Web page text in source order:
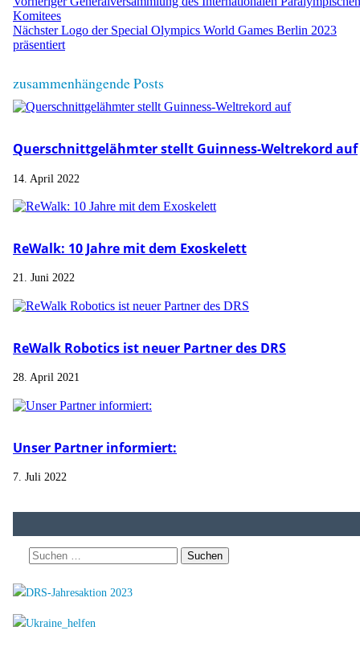
Komitees
Nächster Logo der Special Olympics World Games Berlin 2023
präsentiert
zusammenhängende Posts
Querschnittgelähmter stellt Guinness-Weltrekord auf
14. April 2022
ReWalk: 10 Jahre mit dem Exoskelett
21. Juni 2022
ReWalk Robotics ist neuer Partner des DRS
28. April 2021
Unser Partner informiert:
7. Juli 2022
Suchen
nach: